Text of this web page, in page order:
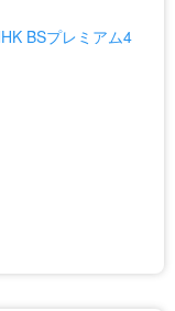
BSプレミアム4